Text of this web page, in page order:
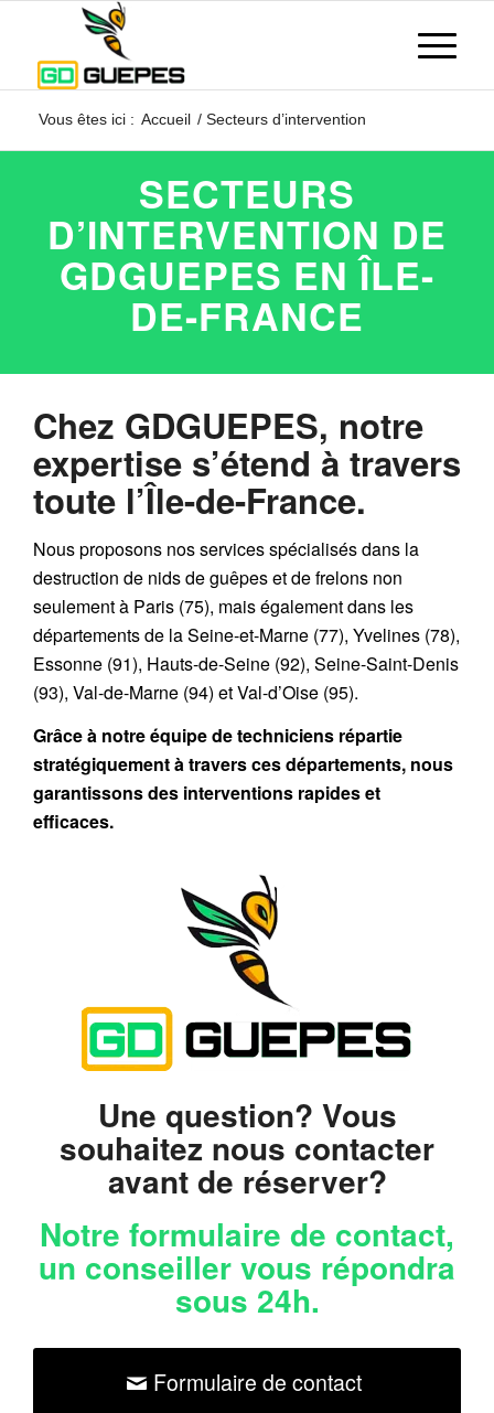
Vous êtes ici : Accueil / Secteurs d’intervention
SECTEURS
D’INTERVENTION DE
GDGUEPES EN ÎLE-
DE-FRANCE
Chez GDGUEPES, notre
expertise s’étend à travers
toute l’Île-de-France.
Nous proposons nos services spécialisés dans la
destruction de nids de guêpes et de frelons non
seulement à Paris (75), mais également dans les
départements de la Seine-et-Marne (77), Yvelines (78),
Essonne (91), Hauts-de-Seine (92), Seine-Saint-Denis
(93), Val-de-Marne (94) et Val-d’Oise (95).
Grâce à notre équipe de techniciens répartie
stratégiquement à travers ces départements, nous
garantissons des interventions rapides et
efficaces.
Une question? Vous
souhaitez nous contacter
avant de réserver?
Notre formulaire de contact,
un conseiller vous répondra
sous 24h.
Formulaire de contact